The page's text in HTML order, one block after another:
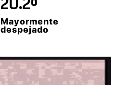
Mayormente
despejado